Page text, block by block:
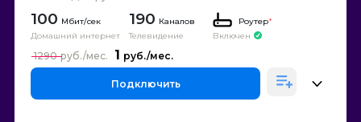
100
Домашний интернет
190 Каналов
Телевидение
Роутер*
Включен
1
1290
Подключить